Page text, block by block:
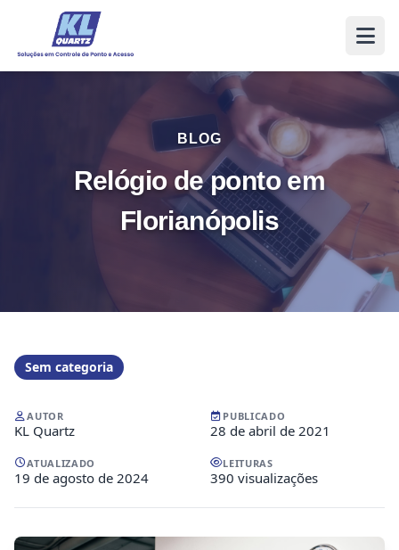
BLOG
Relógio de ponto em
Florianópolis
Sem categoria
AUTOR
KL Quartz
PUBLICADO
28 de abril de 2021
ATUALIZADO
19 de agosto de 2024
LEITURAS
390 visualizações